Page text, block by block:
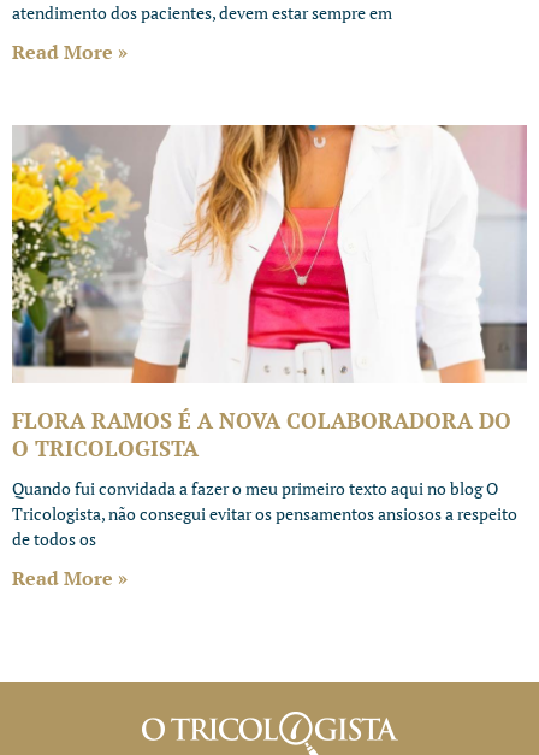
atendimento dos pacientes, devem estar sempre em
Read More »
FLORA RAMOS É A NOVA COLABORADORA DO
O TRICOLOGISTA
Quando fui convidada a fazer o meu primeiro texto aqui no blog O
Tricologista, não consegui evitar os pensamentos ansiosos a respeito
de todos os
Read More »